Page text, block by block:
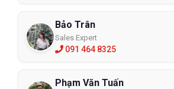
YSL2033
XEM CHI TIẾT
Bảo Trân
Sales Expert
091 464 8325
Phạm Văn Tuấn